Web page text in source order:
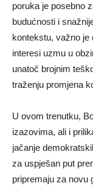
poruka je posebno
budućnosti i
kontekstu, važno je
interesi uzmu u
unatoč brojnim
traženju promjena
U ovom trenutku,
izazovima, ali i
jačanje
za uspješan put
pripremaju za novu